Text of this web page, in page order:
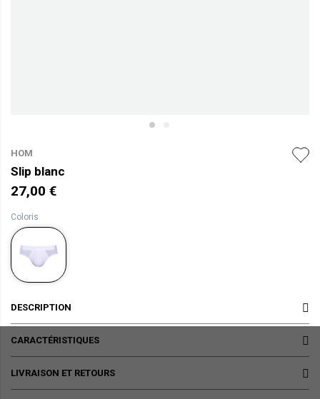
HOM
Slip blanc
27,00 €
Coloris
DESCRIPTION
CARACTÉRISTIQUES
LIVRAISON ET RETOURS